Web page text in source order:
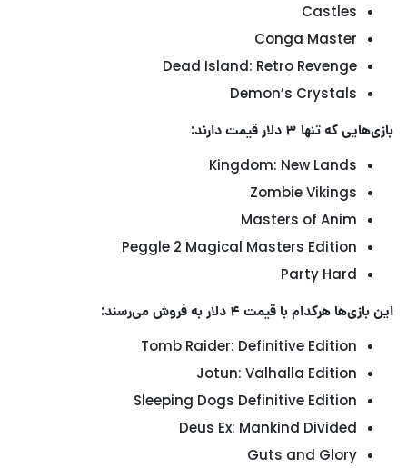
Castles
Conga Master
Dead Island: Retro Revenge
Demon’s Crystals
بازی‌هایی که تنها ۳ دلار قیمت دارند:
Kingdom: New Lands
Zombie Vikings
Masters of Anim
Peggle 2 Magical Masters Edition
Party Hard
این بازی‌ها هرکدام با قیمت ۴ دلار به فروش می‌رسند:
Tomb Raider: Definitive Edition
Jotun: Valhalla Edition
Sleeping Dogs Definitive Edition
Deus Ex: Mankind Divided
Guts and Glory